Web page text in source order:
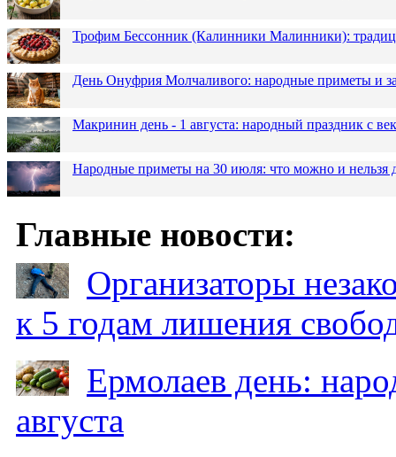
Трофим Бессонник (Калинники Малинники):
День Онуфрия Молчаливого: народные приметы и
Макринин день - 1 августа: народный праздник с
Народные приметы на 30 июля: что можно и нельзя
Главные новости:
Организаторы
к 5 годам лишения
Ермолаев день:
августа